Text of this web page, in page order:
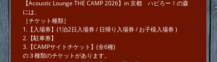
【Acoustic Lounge THE CAMP 2026】in 京都 ハピろー！の森
には、
［チケット種類］
1.【入場券】(1泊2⽇⼊場券 / ⽇帰り⼊場券 / お⼦様⼊場券 )
2.【駐車券】
3.【CAMPサイトチケット】(全6種)
の３種類のチケットがあります。